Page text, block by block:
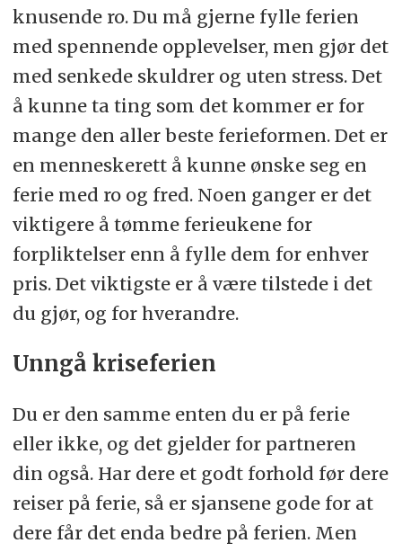
knusende ro. Du må gjerne fylle ferien
med spennende opplevelser, men gjør det
med senkede skuldrer og uten stress. Det
å kunne ta ting som det kommer er for
mange den aller beste ferieformen. Det er
en menneskerett å kunne ønske seg en
ferie med ro og fred. Noen ganger er det
viktigere å tømme ferieukene for
forpliktelser enn å fylle dem for enhver
pris. Det viktigste er å være tilstede i det
du gjør, og for hverandre.
Unngå kriseferien
Du er den samme enten du er på ferie
eller ikke, og det gjelder for partneren
din også. Har dere et godt forhold før dere
reiser på ferie, så er sjansene gode for at
dere får det enda bedre på ferien. Men